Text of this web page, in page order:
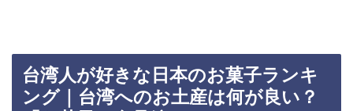
台湾人が好きな日本のお菓子ランキ
ング｜台湾へのお土産は何が良い？